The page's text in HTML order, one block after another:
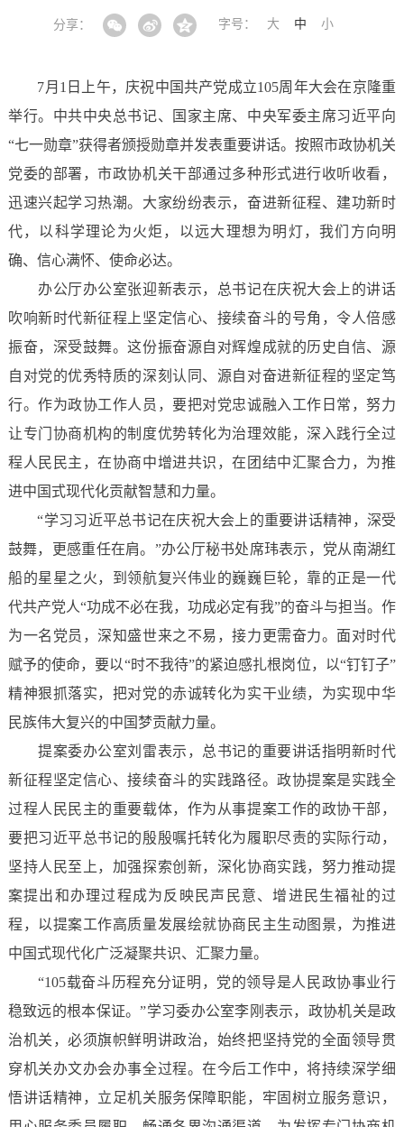
分享： 字号： 大 中 小
7月1日上午，庆祝中国共产党成立105周年大会在京隆重
举行。中共中央总书记、国家主席、中央军委主席习近平向
“七一勋章”获得者颁授勋章并发表重要讲话。按照市政协机关
党委的部署，市政协机关干部通过多种形式进行收听收看，
迅速兴起学习热潮。大家纷纷表示，奋进新征程、建功新时
代，以科学理论为火炬，以远大理想为明灯，我们方向明
确、信心满怀、使命必达。
办公厅办公室张迎新表示，总书记在庆祝大会上的讲话
吹响新时代新征程上坚定信心、接续奋斗的号角，令人倍感
振奋，深受鼓舞。这份振奋源自对辉煌成就的历史自信、源
自对党的优秀特质的深刻认同、源自对奋进新征程的坚定笃
行。作为政协工作人员，要把对党忠诚融入工作日常，努力
让专门协商机构的制度优势转化为治理效能，深入践行全过
程人民民主，在协商中增进共识，在团结中汇聚合力，为推
进中国式现代化贡献智慧和力量。
“学习习近平总书记在庆祝大会上的重要讲话精神，深受
鼓舞，更感重任在肩。”办公厅秘书处席玮表示，党从南湖红
船的星星之火，到领航复兴伟业的巍巍巨轮，靠的正是一代
代共产党人“功成不必在我，功成必定有我”的奋斗与担当。作
为一名党员，深知盛世来之不易，接力更需奋力。面对时代
赋予的使命，要以“时不我待”的紧迫感扎根岗位，以“钉钉子”
精神狠抓落实，把对党的赤诚转化为实干业绩，为实现中华
民族伟大复兴的中国梦贡献力量。
提案委办公室刘雷表示，总书记的重要讲话指明新时代
新征程坚定信心、接续奋斗的实践路径。政协提案是实践全
过程人民民主的重要载体，作为从事提案工作的政协干部，
要把习近平总书记的殷殷嘱托转化为履职尽责的实际行动，
坚持人民至上，加强探索创新，深化协商实践，努力推动提
案提出和办理过程成为反映民声民意、增进民生福祉的过
程，以提案工作高质量发展绘就协商民主生动图景，为推进
中国式现代化广泛凝聚共识、汇聚力量。
“105载奋斗历程充分证明，党的领导是人民政协事业行
稳致远的根本保证。”学习委办公室李刚表示，政协机关是政
治机关，必须旗帜鲜明讲政治，始终把坚持党的全面领导贯
穿机关办文办会办事全过程。在今后工作中，将持续深学细
悟讲话精神，立足机关服务保障职能，牢固树立服务意识，